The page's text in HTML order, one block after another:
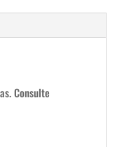
Consulte